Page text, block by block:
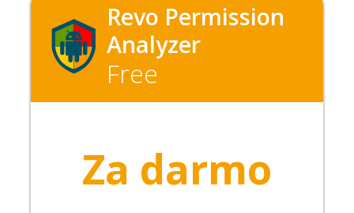
Revo Permission
Analyzer
Free
Za darmo